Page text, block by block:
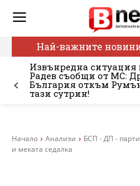
Най-важните
Извънредна ситуация
Радев съобщи от МС:
България откъм
тази сутрин!
Начало Анализи
БСП - ДП -
и меката седалка